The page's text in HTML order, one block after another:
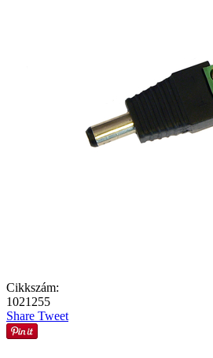
Cikkszám:
1021255
Share Tweet